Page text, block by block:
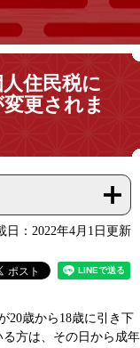
住民税に
更されま
日：2022年4月1日更新
20歳から18歳に引き下
る方は、その日から成年